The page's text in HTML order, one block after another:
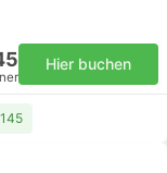
Hier buchen